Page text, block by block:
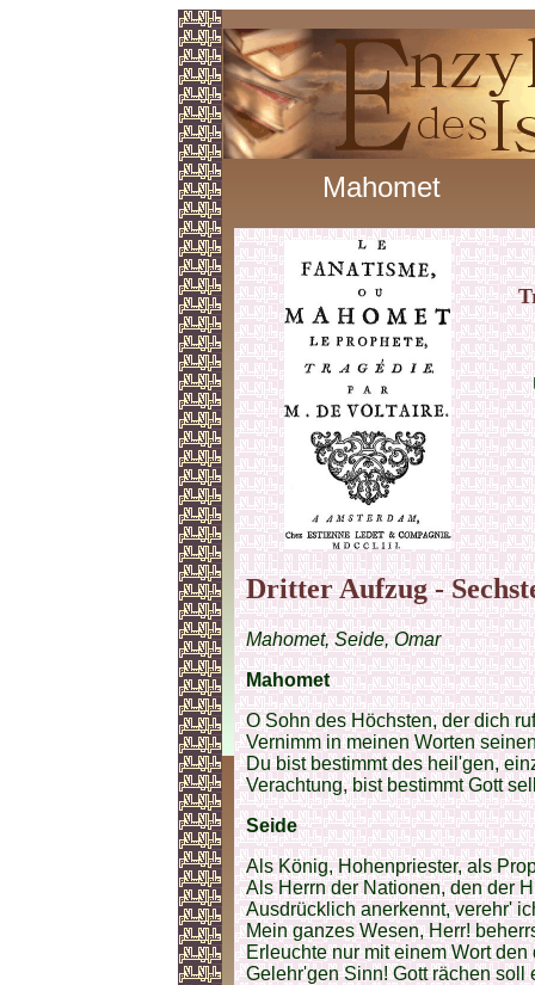
Mahomet
Dritter Aufzug -
Mahomet, Seide, Omar
Mahomet
O Sohn des Höchsten, der dich
Vernimm in meinen Worten
Du bist bestimmt des heil'gen,
Verachtung, bist bestimmt Gott
Seide
Als König, Hohenpriester, als
Als Herrn der Nationen, den der
Ausdrücklich anerkennt, verehr'
Mein ganzes Wesen, Herr!
Erleuchte nur mit einem Wort den
Gelehr'gen Sinn! Gott rächen soll